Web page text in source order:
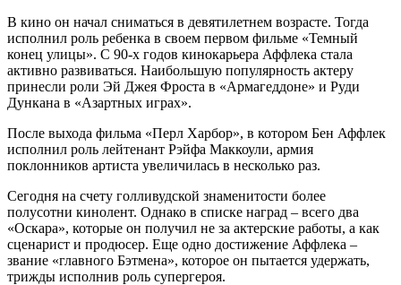
В кино он начал сниматься в девятилетнем возрасте. Тогда
исполнил роль ребенка в своем первом фильме «Темный
конец улицы». С 90-х годов кинокарьера Аффлека стала
активно развиваться. Наибольшую популярность актеру
принесли роли Эй Джея Фроста в «Армагеддоне» и Руди
Дункана в «Азартных играх».
После выхода фильма «Перл Харбор», в котором Бен Аффлек
исполнил роль лейтенант Рэйфа Маккоули, армия
поклонников артиста увеличилась в несколько раз.
Сегодня на счету голливудской знаменитости более
полусотни кинолент. Однако в списке наград – всего два
«Оскара», которые он получил не за актерские работы, а как
сценарист и продюсер. Еще одно достижение Аффлека –
звание «главного Бэтмена», которое он пытается удержать,
трижды исполнив роль супергероя.